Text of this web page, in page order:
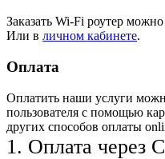
Заказать Wi-Fi роутер
Или в личном кабинете.
Оплата
Оплатить наши услуги
пользователя с помощью
других способов оплаты
1. Оплата через